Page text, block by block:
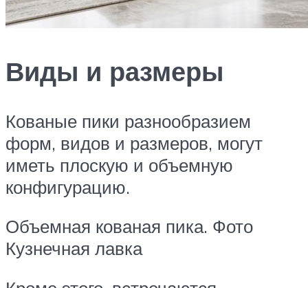
Виды и размеры
Кованые пики разнообразием
форм, видов и размеров, могут
иметь плоскую и объемную
конфигурацию.
Объемная кованая пика. Фото
Кузнечная лавка